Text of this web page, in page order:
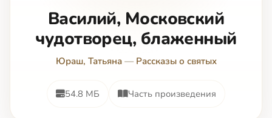
Василий, Московский
чудотворец, блаженный
Юраш, Татьяна— Рассказы о святых
54.8 МБ Часть произведения